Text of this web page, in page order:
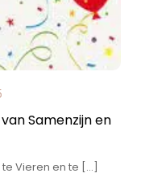
Samenzijn en
te Vieren en te […]